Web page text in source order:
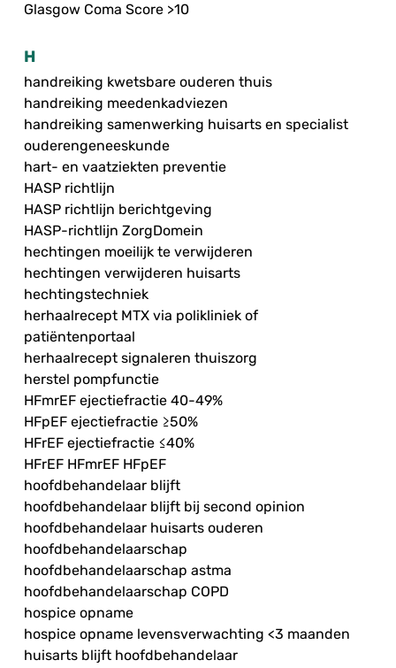
Glasgow Coma Score >10
H
handreiking kwetsbare ouderen thuis
handreiking meedenkadviezen
handreiking samenwerking huisarts en specialist
ouderengeneeskunde
hart- en vaatziekten preventie
HASP richtlijn
HASP richtlijn berichtgeving
HASP-richtlijn ZorgDomein
hechtingen moeilijk te verwijderen
hechtingen verwijderen huisarts
hechtingstechniek
herhaalrecept MTX via polikliniek of
patiëntenportaal
herhaalrecept signaleren thuiszorg
herstel pompfunctie
HFmrEF ejectiefractie 40-49%
HFpEF ejectiefractie ≥50%
HFrEF ejectiefractie ≤40%
HFrEF HFmrEF HFpEF
hoofdbehandelaar blijft
hoofdbehandelaar blijft bij second opinion
hoofdbehandelaar huisarts ouderen
hoofdbehandelaarschap
hoofdbehandelaarschap astma
hoofdbehandelaarschap COPD
hospice opname
hospice opname levensverwachting <3 maanden
huisarts blijft hoofdbehandelaar